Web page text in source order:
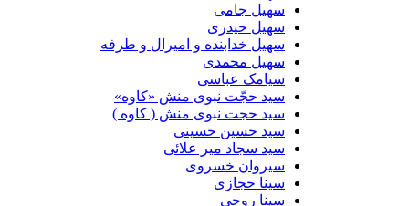
سهیل جامی
سهیل حیدری
سهیل خدابنده و امیرال و طرفه
سهیل محمدی
سیامک عباسی
سید حجّت نبوی منش «کاوه»
سید حجت نبوی منش ( کاوه )
سید حسین حسینى
سید سجاد میر علائی
سیروان خسروی
سینا حجازی
سینا روحی